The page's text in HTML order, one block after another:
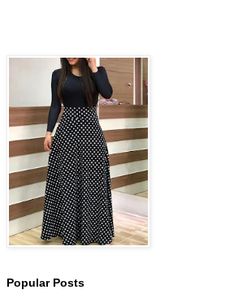
Popular Posts